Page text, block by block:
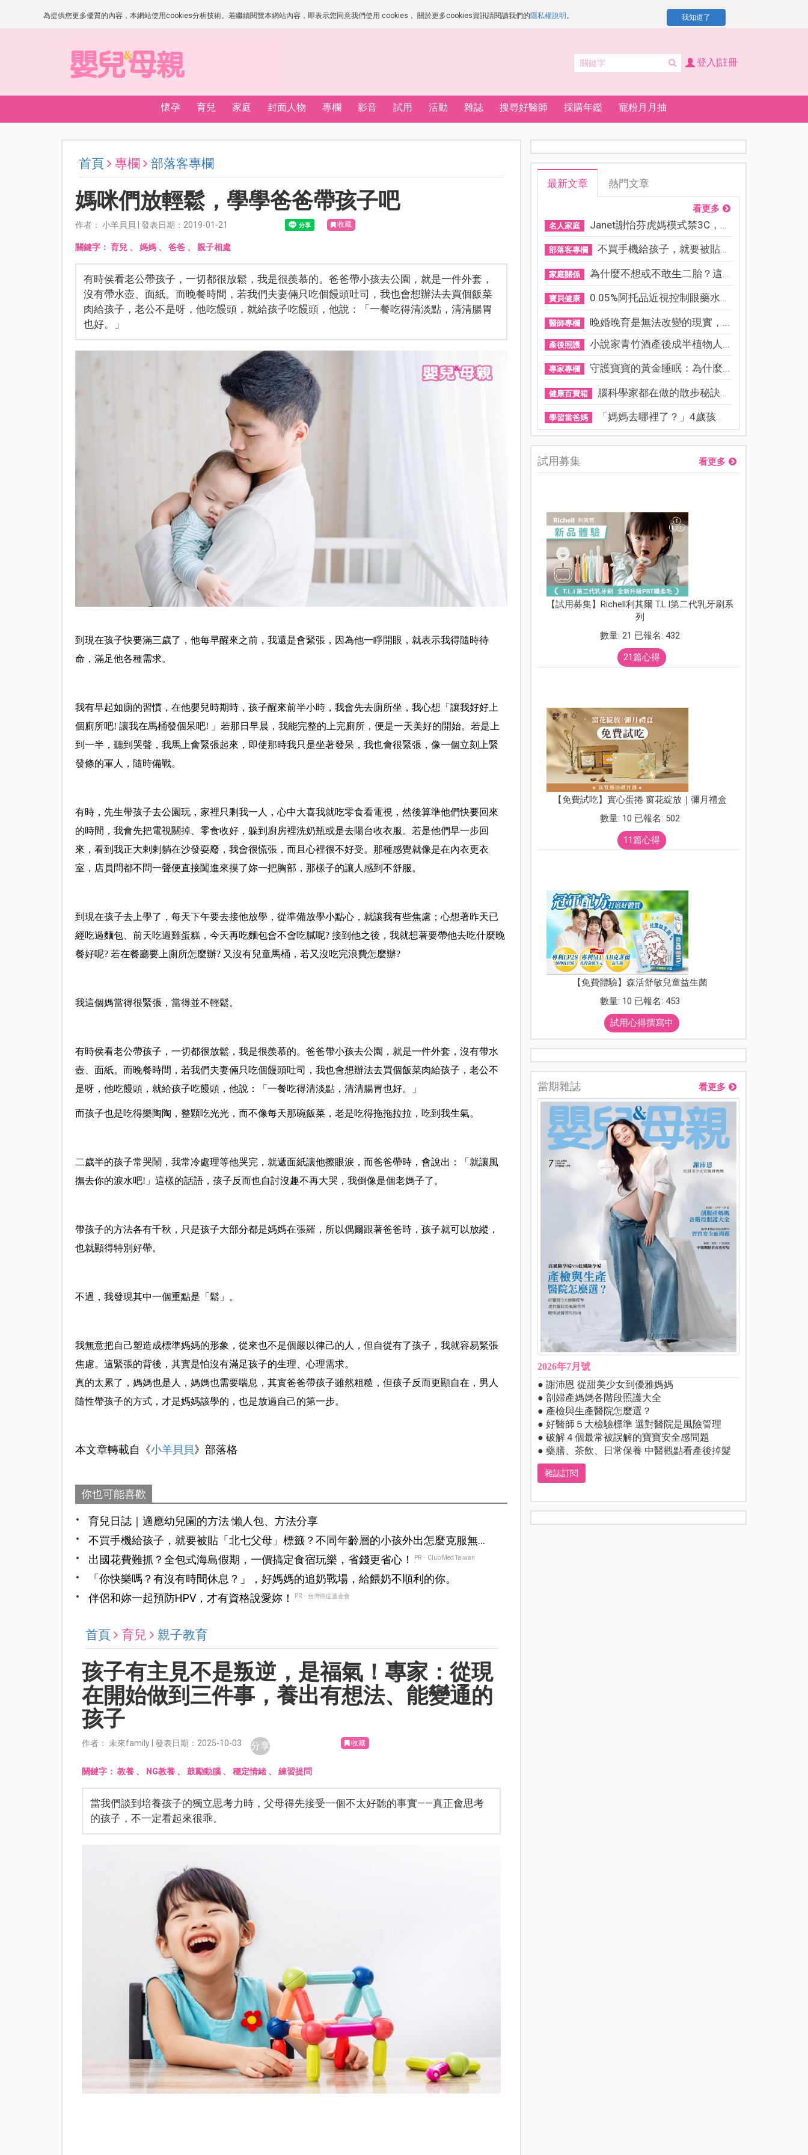
為提供您更多優質的內容，本網站使用cookies分析技術。若繼續閱覽本網站內容，即表示您同意我們使用 cookies， 關於更多cookies資訊請閱讀我們的隱私權說明 。 我知道了
登入|註冊
懷孕 育兒 家庭 封面人物 專欄 影音 試用 活動 雜誌 搜尋好醫師 採購年鑑 寵粉月月抽
首頁 專欄 部落客專欄
媽咪們放輕鬆，學學爸爸帶孩子吧
作者： 小羊貝貝 | 發表日期：2019-01-21 收藏
關鍵字： 育兒、 媽媽、 爸爸、 親子相處
有時侯看老公帶孩子，一切都很放鬆，我是很羨慕的。爸爸帶小孩去公園，就是一件外套，
沒有帶水壺、面紙。而晚餐時間，若我們夫妻倆只吃個饅頭吐司，我也會想辦法去買個飯菜
肉給孩子，老公不是呀，他吃饅頭，就給孩子吃饅頭，他說：「一餐吃得清淡點，清清腸胃
也好。」
到 現在孩子快要滿三歲了，他每早醒來之前，我還是會緊張，因為他一睜開眼，就表示我得隨時待
命，滿足他各種需求。
我有早起如廁的習慣，在他嬰兒時期時，孩子醒來前半小時，我會先去廁所坐，我心想「讓我好好上
個廁所吧! 讓我在馬桶發個呆吧! 」若那日早晨，我能完整的上完廁所，便是一天美好的開始。若是上
到一半，聽到哭聲，我馬上會緊張起來，即使那時我只是坐著發呆，我也會很緊張，像一個立刻上緊
發條的軍人，隨時備戰。
有時，先生帶孩子去公園玩，家裡只剩我一人，心中大喜我就吃零食看電視，然後算準他們快要回來
的時間，我會先把電視關掉、零食收好，躲到廚房裡洗奶瓶或是去陽台收衣服。若是他們早一步回
來，看到我正大剌剌躺在沙發耍廢，我會很慌張，而且心裡很不好受。那種感覺就像是在內衣更衣
室，店員問都不問一聲便直接闖進來摸了妳一把胸部，那樣子的讓人感到不舒服。
到現在孩子去上學了，每天下午要去接他放學，從準備放學小點心，就讓我有些焦慮；心想著昨天已
經吃過麵包、前天吃過雞蛋糕，今天再吃麵包會不會吃膩呢? 接到他之後，我就想著要帶他去吃什麼晚
餐好呢? 若在餐廳要上廁所怎麼辦? 又沒有兒童馬桶，若又沒吃完浪費怎麼辦?
我這個媽當得很緊張，當得並不輕鬆。
有時侯看老公帶孩子，一切都很放鬆，我是很羨慕的。爸爸帶小孩去公園，就是一件外套，沒有帶水
壺、面紙。而晚餐時間，若我們夫妻倆只吃個饅頭吐司，我也會想辦法去買個飯菜肉給孩子，老公不
是呀，他吃饅頭，就給孩子吃饅頭，他說：「一餐吃得清淡點，清清腸胃也好。」
而孩子也是吃得樂陶陶，整顆吃光光，而不像每天那碗飯菜，老是吃得拖拖拉拉，吃到我生氣。
二歲半的孩子常哭鬧，我常冷處理等他哭完，就遞面紙讓他擦眼淚，而爸爸帶時，會說出：「就讓風
撫去你的淚水吧!」這樣的話語，孩子反而也自討沒趣不再大哭，我倒像是個老媽子了。
帶孩子的方法各有千秋，只是孩子大部分都是媽媽在張羅，所以偶爾跟著爸爸時，孩子就可以放縱，
也就顯得特別好帶。
不過，我發現其中一個重點是「鬆」。
我無意把自己塑造成標準媽媽的形象，從來也不是個嚴以律己的人，但自從有了孩子，我就容易緊張
焦慮。這緊張的背後，其實是怕沒有滿足孩子的生理、心理需求。
真的太累了，媽媽也是人，媽媽也需要喘息，其實爸爸帶孩子雖然粗糙，但孩子反而更顯自在，男人
隨性帶孩子的方式，才是媽媽該學的，也是放過自己的第一步。
本文章轉載自《小羊貝貝 》部落格
你也可能喜歡
育兒日誌｜適應幼兒園的方法 懶人包、方法分享
不買手機給孩子，就要被貼「北七父母」標籤？不同年齡層的小孩外出怎麼克服無
聊？
出國花費難抓？全包式海島假期，一價搞定食宿玩樂，省錢更省心！ PR・Club Med Taiwan
「你快樂嗎？有沒有時間休息？」，好媽媽的追奶戰場，給餵奶不順利的你。
伴侶和妳一起預防HPV，才有資格說愛妳！
PR・台灣癌症基金會
首頁 育兒 親子教育
孩子有主見不是叛逆，是福氣！專家：從現
在開始做到三件事，養出有想法、能變通的
孩子
作者： 未來family | 發表日期：2025-10-03 分享 收藏
關鍵字：教養 、 NG教養 、鼓勵動腦 、穩定情緒 、練習提問
當我們談到培養孩子的獨立思考力時，父母得先接受一個不太好聽的事實——真正會思考
的孩子，不一定看起來很乖。
最新文章 熱門文章
看更多
名人家庭 Janet謝怡芬虎媽模式禁3C，看...
部落客專欄 不買手機給孩子，就要被貼「...
家庭關係 為什麼不想或不敢生二胎？這8...
寶貝健康 0.05%阿托品近視控制眼藥水納...
醫師專欄 晚婚晚育是無法改變的現實，...
產後照護 小說家青竹酒產後成半植物人...
專家專欄 守護寶寶的黃金睡眠：為什麼...
健康百寶箱 腦科學家都在做的散步秘訣！...
學習當爸媽 「媽媽去哪裡了？」4歲孩子還...
試用募集 看更多
【試用募集】Richell利其爾 T.L.I第二代乳牙刷系
列
數量: 21 已報名: 432
21篇心得
【免費試吃】實心蛋捲 窗花綻放｜彌月禮盒
數量: 10 已報名: 502
11篇心得
【免費體驗】森活舒敏兒童益生菌
數量: 10 已報名: 453
試用心得撰寫中
當期雜誌 看更多
2026年7月號
● 謝沛恩 從甜美少女到優雅媽媽
● 剖婦產媽媽各階段照護大全
● 產檢與生產醫院怎麼選？
● 好醫師５大檢驗標準 選對醫院是風險管理
● 破解４個最常被誤解的寶寶安全感問題
● 藥膳、茶飲、日常保養 中醫觀點看產後掉髮
雜誌訂閱